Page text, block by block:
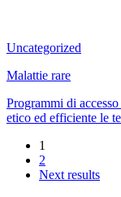
Uncategorized
Malattie rare
Programmi di
etico ed efficiente le
1
2
Next results